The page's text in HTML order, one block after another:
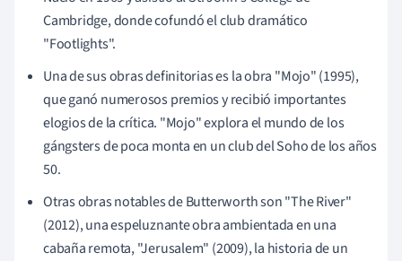
Cambridge, donde cofundó el club dramático
"Footlights".
Una de sus obras definitorias es la obra "Mojo" (1995),
que ganó numerosos premios y recibió importantes
elogios de la crítica. "Mojo" explora el mundo de los
gángsters de poca monta en un club del Soho de los años
50.
Otras obras notables de Butterworth son "The River"
(2012), una espeluznante obra ambientada en una
cabaña remota, "Jerusalem" (2009), la historia de un